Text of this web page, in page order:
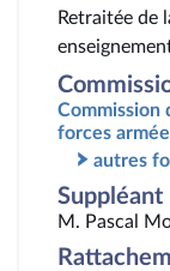
Retraitée de
Commission
forces
autres
Suppléant
M. Pascal